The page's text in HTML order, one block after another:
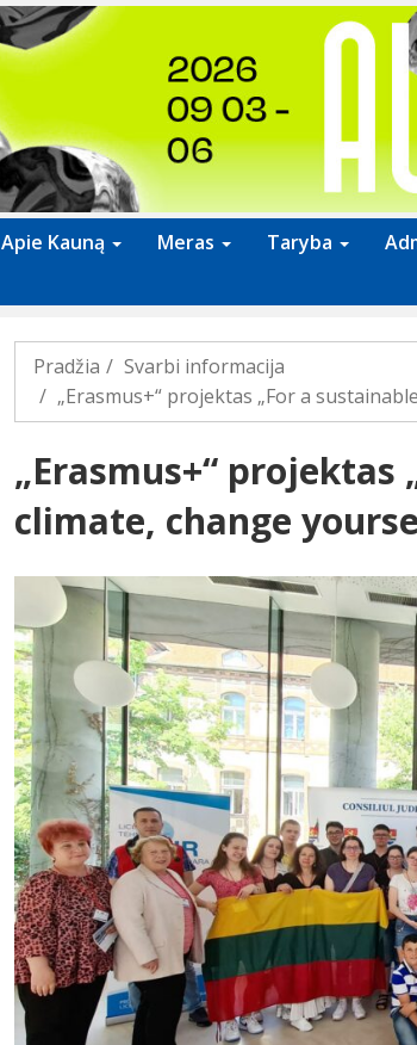
Apie Kauną Meras Taryba
Pradžia
Svarbi informacija
„Erasmus+“ projektas „For a
„Erasmus+“
climate, change